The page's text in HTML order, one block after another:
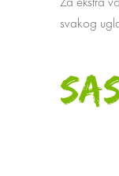
svakog